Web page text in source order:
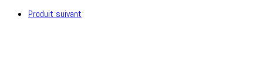
Produit suivant